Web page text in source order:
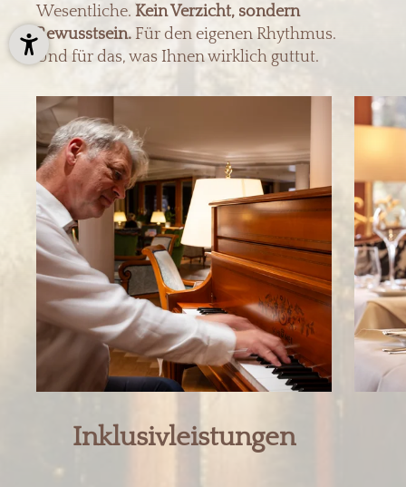
Wesentliche. Kein Verzicht, sondern
Bewusstsein. Für den eigenen Rhythmus.
Und für das, was Ihnen wirklich guttut.
Inklusivleistungen